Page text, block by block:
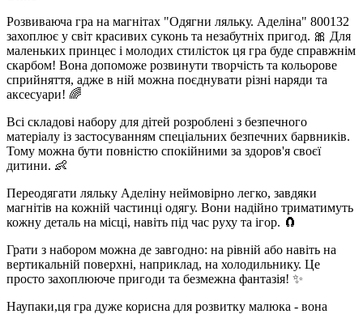
Розвиваюча гра на магнітах "Одягни ляльку. Аделіна" 800132
захоплює у світ красивих суконь та незабутніх пригод. 🎀 Для
маленьких принцес і молодих стилісток ця гра буде справжнім
скарбом! Вона допоможе розвинути творчість та кольорове
сприйняття, адже в ній можна поєднувати різні наряди та
аксесуари! 🌈
Всі складові набору для дітей розроблені з безпечного
матеріалу із застосуванням спеціальних безпечних барвників.
Тому можна бути повністю спокійними за здоров'я своєї
дитини. 👶
Переодягати ляльку Аделіну неймовірно легко, завдяки
магнітів на кожній частинці одягу. Вони надійно триматимуть
кожну деталь на місці, навіть під час руху та ігор. 🧲
Грати з набором можна де завгодно: на рівній або навіть на
вертикальній поверхні, наприклад, на холодильнику. Це
просто захоплююче пригоди та безмежна фантазія! ✨
Наупаки,ця гра дуже корисна для розвитку малюка - вона